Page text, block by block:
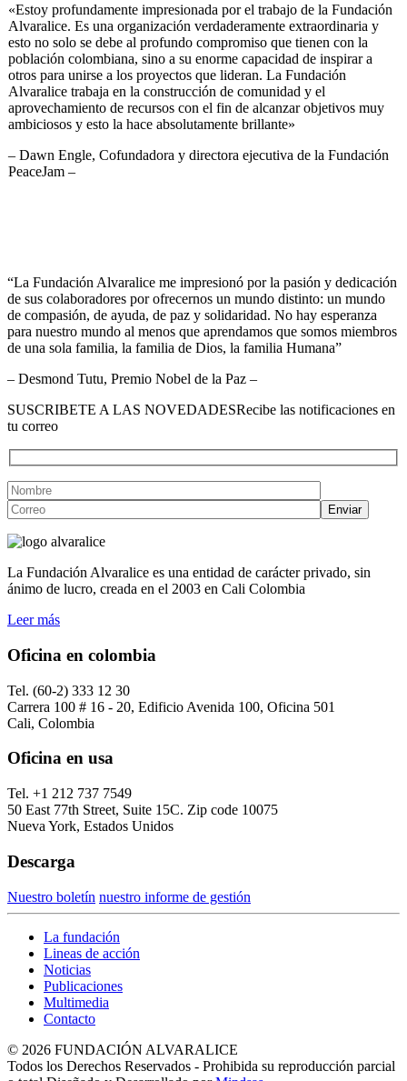
«Estoy profundamente impresionada por el trabajo de la Fundación
Alvaralice. Es una organización verdaderamente extraordinaria y
esto no solo se debe al profundo compromiso que tienen con la
población colombiana, sino a su enorme capacidad de inspirar a
otros para unirse a los proyectos que lideran. La Fundación
Alvaralice trabaja en la construcción de comunidad y el
aprovechamiento de recursos con el fin de alcanzar objetivos muy
ambiciosos y esto la hace absolutamente brillante»
– Dawn Engle, Cofundadora y directora ejecutiva de la Fundación
PeaceJam –
“La Fundación Alvaralice me impresionó por la pasión y dedicación
de sus colaboradores por ofrecernos un mundo distinto: un mundo
de compasión, de ayuda, de paz y solidaridad. No hay esperanza
para nuestro mundo al menos que aprendamos que somos miembros
de una sola familia, la familia de Dios, la familia Humana”
– Desmond Tutu, Premio Nobel de la Paz –
SUSCRIBETE A LAS NOVEDADESRecibe las notificaciones en
tu correo
La Fundación Alvaralice es una entidad de carácter privado, sin
ánimo de lucro, creada en el 2003 en Cali Colombia
Leer más
Oficina en colombia
Tel. (60-2) 333 12 30
Carrera 100 # 16 - 20, Edificio Avenida 100, Oficina 501
Cali, Colombia
Oficina en usa
Tel. +1 212 737 7549
50 East 77th Street, Suite 15C. Zip code 10075
Nueva York, Estados Unidos
Descarga
Nuestro boletín nuestro informe de gestión
La fundación
Lineas de acción
Noticias
Publicaciones
Multimedia
Contacto
© 2026 FUNDACIÓN ALVARALICE
Todos los Derechos Reservados - Prohibida su reproducción parcial